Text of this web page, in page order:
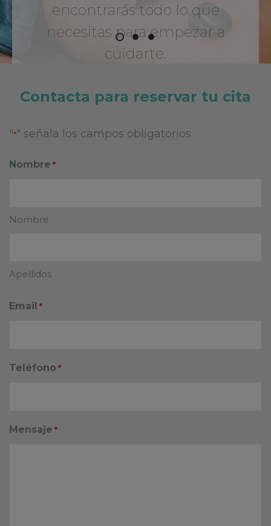
encontrarás todo lo que
necesitas para empezar a
cuidarte.
Contacta para reservar tu cita
"*" señala los campos obligatorios
Nombre *
Nombre
Apellidos
Email *
Teléfono *
Mensaje *